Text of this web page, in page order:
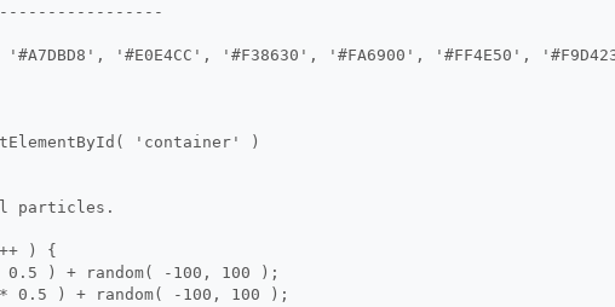
'#A7DBD8', '#E0E4CC', '#F38630', '#FA6900', '#FF4E50',
'container' )
particles.
) {
) + random( -100, 100 );
0.5 ) + random( -100, 100 );